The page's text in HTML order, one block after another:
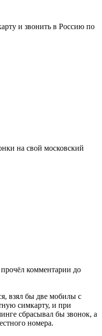
и звонить в Россию по
на свой московский
прочёл комментарии до
взял бы две мобилы с
симкарту, и при
сбрасывал бы звонок, а
номера.